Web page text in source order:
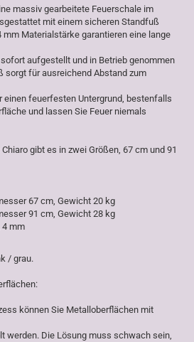
massiv gearbeitete Feuerschale im
mit einem sicheren Standfuß
mm Materialstärke garantieren eine lange
aufgestellt und in Betrieb genommen
sorgt für ausreichend Abstand zum
einen feuerfesten Untergrund, bestenfalls
und lassen Sie Feuer niemals
gibt es in zwei Größen, 67 cm und 91
67 cm, Gewicht 20 kg
91 cm, Gewicht 28 kg
4 mm
/ grau.
können Sie Metalloberflächen mit
werden. Die Lösung muss schwach sein,